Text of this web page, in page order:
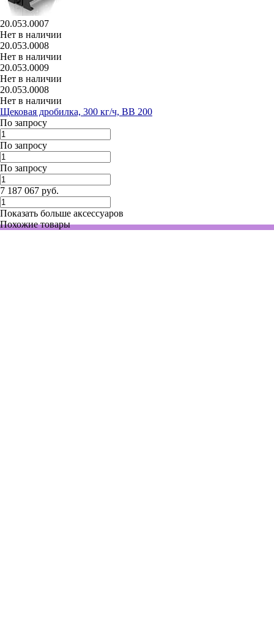
20.053.0007
Нет в наличии
20.053.0008
Нет в наличии
20.053.0009
Нет в наличии
20.053.0008
Нет в наличии
Щековая дробилка, 300 кг/ч, BB 200
По запросу
По запросу
По запросу
7 187 067 руб.
Показать больше аксессуаров
Похожие товары